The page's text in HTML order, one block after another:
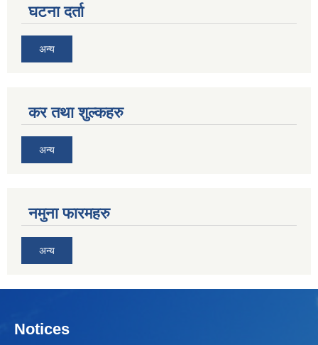
घटना दर्ता
अन्य
कर तथा शुल्कहरु
अन्य
नमुना फारमहरु
अन्य
Notices